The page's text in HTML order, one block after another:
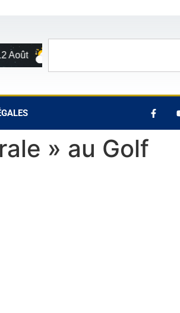
» au Golf